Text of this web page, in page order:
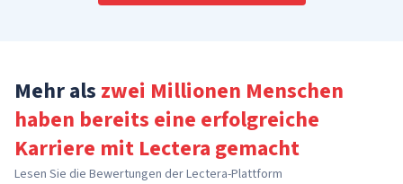
Mehr als zwei Millionen Menschen
haben bereits eine erfolgreiche
Karriere mit Lectera gemacht
Lesen Sie die Bewertungen der Lectera-Plattform